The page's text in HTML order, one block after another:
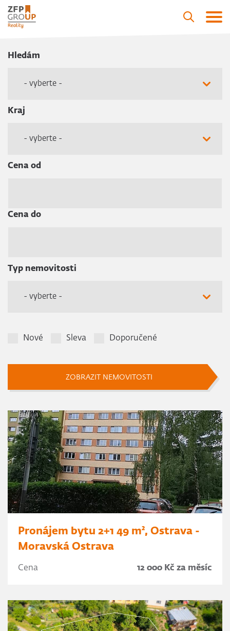
Hledám
- vyberte -
Kraj
- vyberte -
Cena od
Cena do
Typ nemovitosti
- vyberte -
Nové Sleva Doporučené
ZOBRAZIT NEMOVITOSTI
Pronájem bytu 2+1 49 m², Ostrava -
Moravská Ostrava
Cena 12 000 Kč za měsíc